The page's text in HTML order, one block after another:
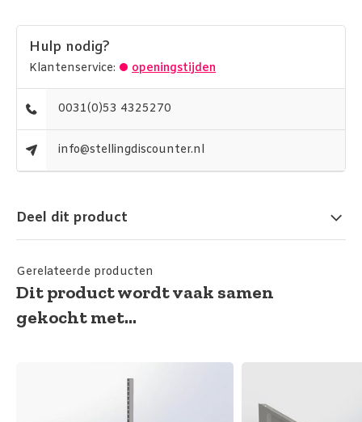
Hulp nodig?
Klantenservice: openingstijden
0031(0)53 4325270
info@stellingdiscounter.nl
Deel dit product
Gerelateerde producten
Dit product wordt vaak samen
gekocht met...